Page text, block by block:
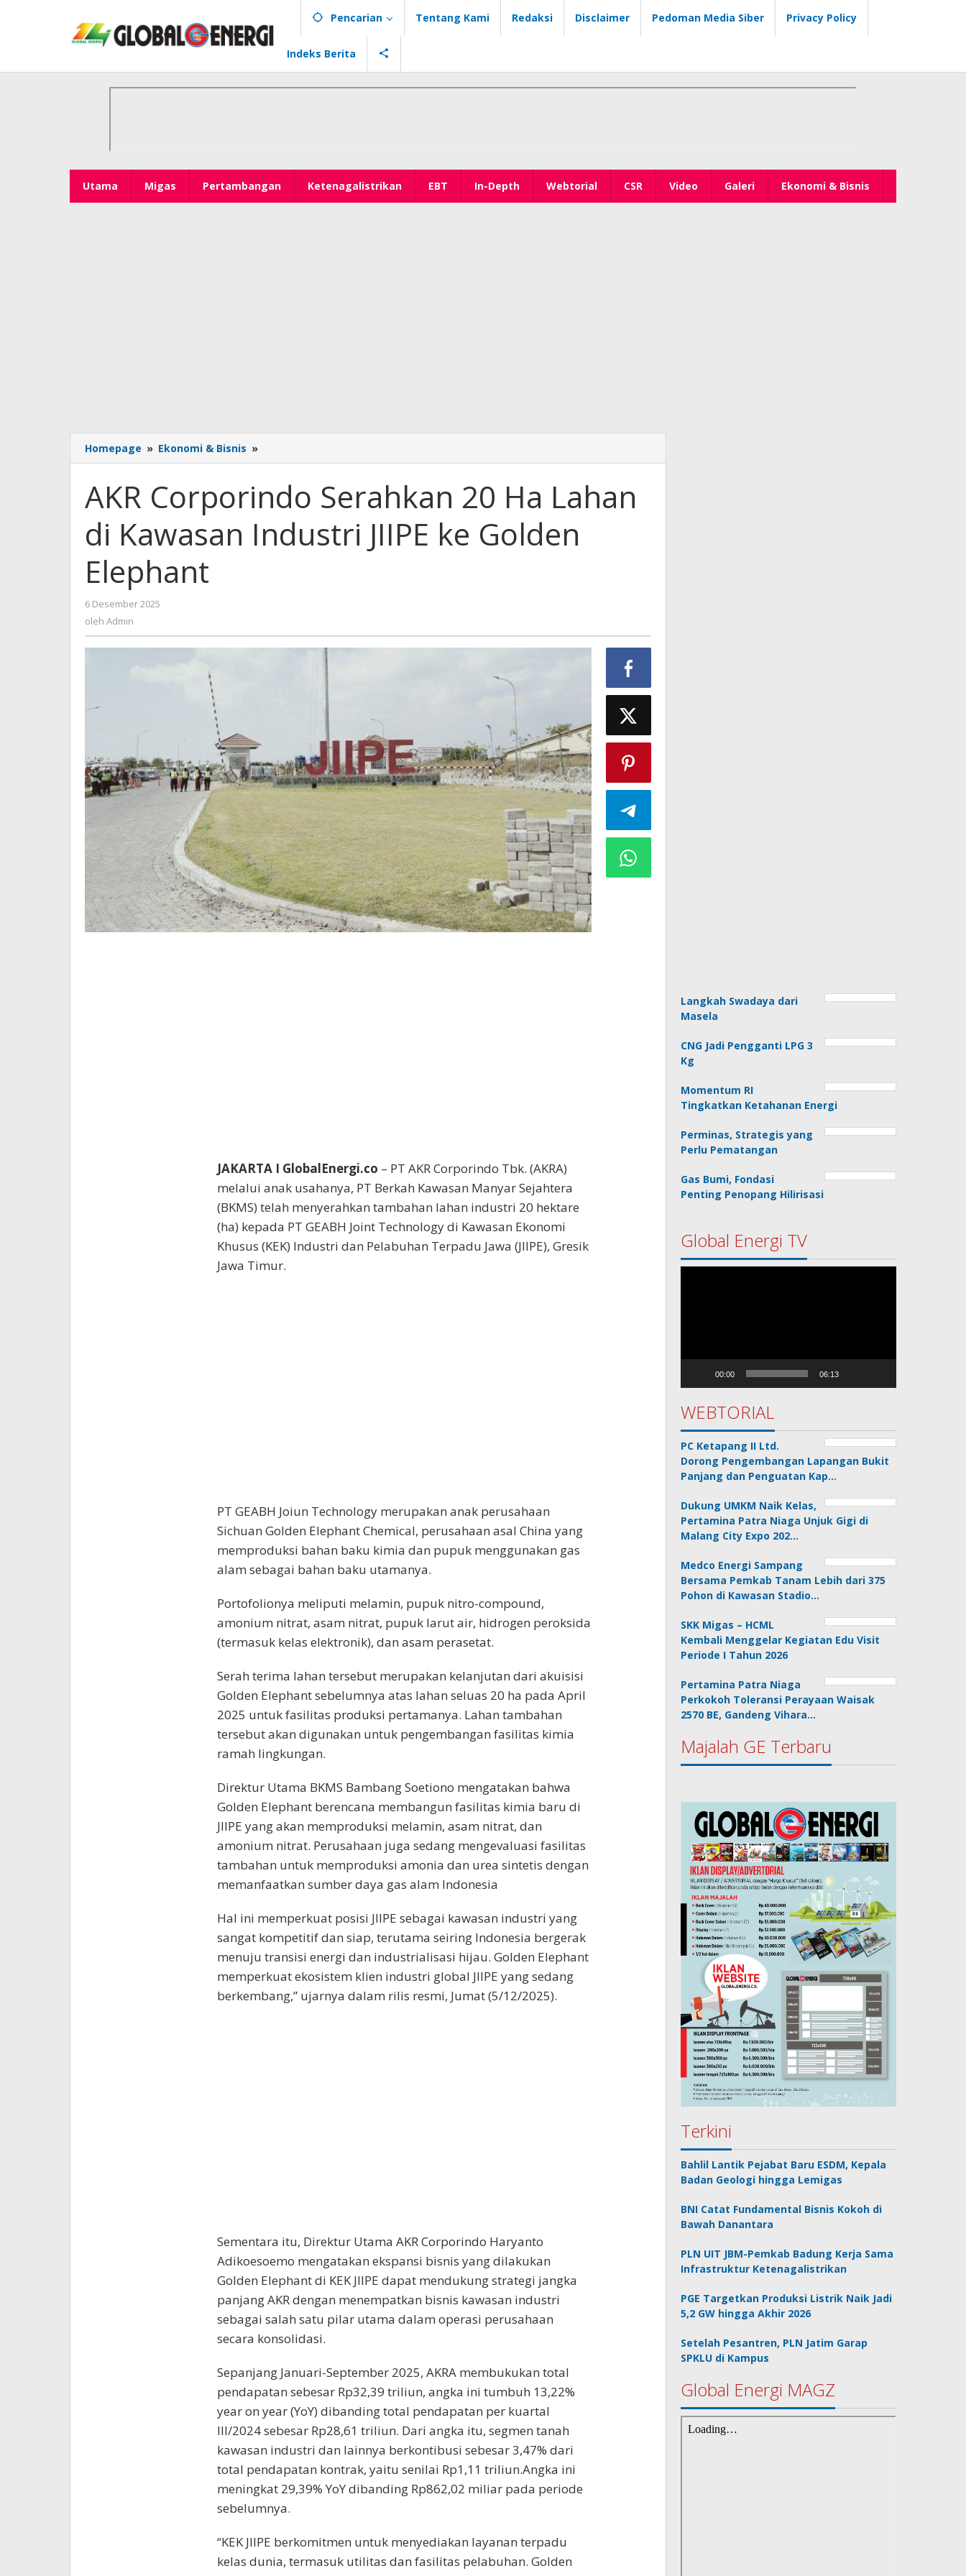
Pencarian Tentang Kami Redaksi Disclaimer Pedoman Media Siber Privacy Policy
Indeks Berita
Utama Migas Pertambangan Ketenagalistrikan EBT In-Depth Webtorial CSR Video Galeri Ekonomi & Bisnis
Homepage » Ekonomi & Bisnis »
Corporindo
20
Ha
di
AKR Corporindo Serahkan 20 Ha Lahan
di Kawasan Industri JIIPE ke Golden
Elephant
6 Desember 2025
oleh Admin
JAKARTA I GlobalEnergi.co – PT AKR Corporindo Tbk. (AKRA)
melalui anak usahanya, PT Berkah Kawasan Manyar Sejahtera
(BKMS) telah menyerahkan tambahan lahan industri 20 hektare
(ha) kepada PT GEABH Joint Technology di Kawasan Ekonomi
Khusus (KEK) Industri dan Pelabuhan Terpadu Jawa (JIIPE), Gresik
Jawa Timur.
PT GEABH Joiun Technology merupakan anak perusahaan
Sichuan Golden Elephant Chemical, perusahaan asal China yang
memproduksi bahan baku kimia dan pupuk menggunakan gas
alam sebagai bahan baku utamanya.
Portofolionya meliputi melamin, pupuk nitro-compound,
amonium nitrat, asam nitrat, pupuk larut air, hidrogen peroksida
(termasuk kelas elektronik), dan asam perasetat.
Serah terima lahan tersebut merupakan kelanjutan dari akuisisi
Golden Elephant sebelumnya atas lahan seluas 20 ha pada April
2025 untuk fasilitas produksi pertamanya. Lahan tambahan
tersebut akan digunakan untuk pengembangan fasilitas kimia
ramah lingkungan.
Direktur Utama BKMS Bambang Soetiono mengatakan bahwa
Golden Elephant berencana membangun fasilitas kimia baru di
JIIPE yang akan memproduksi melamin, asam nitrat, dan
amonium nitrat. Perusahaan juga sedang mengevaluasi fasilitas
tambahan untuk memproduksi amonia dan urea sintetis dengan
memanfaatkan sumber daya gas alam Indonesia
Hal ini memperkuat posisi JIIPE sebagai kawasan industri yang
sangat kompetitif dan siap, terutama seiring Indonesia bergerak
menuju transisi energi dan industrialisasi hijau. Golden Elephant
memperkuat ekosistem klien industri global JIIPE yang sedang
berkembang,” ujarnya dalam rilis resmi, Jumat (5/12/2025).
Sementara itu, Direktur Utama AKR Corporindo Haryanto
Adikoesoemo mengatakan ekspansi bisnis yang dilakukan
Golden Elephant di KEK JIIPE dapat mendukung strategi jangka
panjang AKR dengan menempatkan bisnis kawasan industri
sebagai salah satu pilar utama dalam operasi perusahaan
secara konsolidasi.
Sepanjang Januari-September 2025, AKRA membukukan total
pendapatan sebesar Rp32,39 triliun, angka ini tumbuh 13,22%
year on year (YoY) dibanding total pendapatan per kuartal
III/2024 sebesar Rp28,61 triliun. Dari angka itu, segmen tanah
kawasan industri dan lainnya berkontibusi sebesar 3,47% dari
total pendapatan kontrak, yaitu senilai Rp1,11 triliun.Angka ini
meningkat 29,39% YoY dibanding Rp862,02 miliar pada periode
sebelumnya.
“KEK JIIPE berkomitmen untuk menyediakan layanan terpadu
kelas dunia, termasuk utilitas dan fasilitas pelabuhan. Golden
Langkah Swadaya dari
Masela
CNG Jadi Pengganti LPG 3
Kg
Momentum RI
Tingkatkan Ketahanan Energi
Perminas, Strategis yang
Perlu Pematangan
Gas Bumi, Fondasi
Penting Penopang Hilirisasi
Global Energi TV
00:00 06:13
WEBTORIAL
PC Ketapang II Ltd.
Dorong Pengembangan Lapangan Bukit
Panjang dan Penguatan Kap…
Dukung UMKM Naik Kelas,
Pertamina Patra Niaga Unjuk Gigi di
Malang City Expo 202…
Medco Energi Sampang
Bersama Pemkab Tanam Lebih dari 375
Pohon di Kawasan Stadio…
SKK Migas – HCML
Kembali Menggelar Kegiatan Edu Visit
Periode I Tahun 2026
Pertamina Patra Niaga
Perkokoh Toleransi Perayaan Waisak
2570 BE, Gandeng Vihara…
Majalah GE Terbaru
Terkini
Bahlil Lantik Pejabat Baru ESDM, Kepala
Badan Geologi hingga Lemigas
BNI Catat Fundamental Bisnis Kokoh di
Bawah Danantara
PLN UIT JBM-Pemkab Badung Kerja Sama
Infrastruktur Ketenagalistrikan
PGE Targetkan Produksi Listrik Naik Jadi
5,2 GW hingga Akhir 2026
Setelah Pesantren, PLN Jatim Garap
SPKLU di Kampus
Global Energi MAGZ